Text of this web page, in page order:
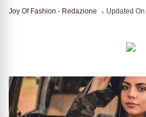
Joy Of Fashion - Redazione Updated On